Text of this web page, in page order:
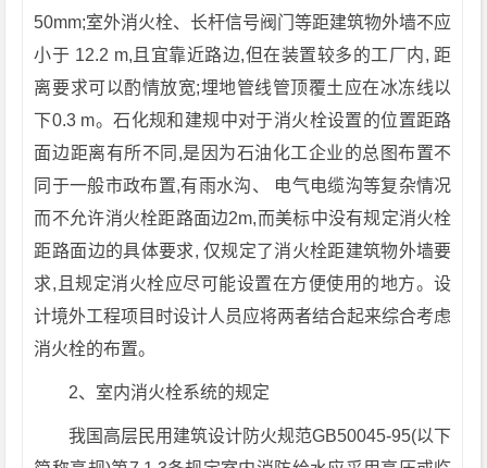
50mm;室外消火栓、长杆信号阀门等距建筑物外墙不应
小于 12.2 m,且宜靠近路边,但在装置较多的工厂内, 距
离要求可以酌情放宽;埋地管线管顶覆土应在冰冻线以
下0.3 m。石化规和建规中对于消火栓设置的位置距路
面边距离有所不同,是因为石油化工企业的总图布置不
同于一般市政布置,有雨水沟、 电气电缆沟等复杂情况
而不允许消火栓距路面边2m,而美标中没有规定消火栓
距路面边的具体要求, 仅规定了消火栓距建筑物外墙要
求,且规定消火栓应尽可能设置在方便使用的地方。设
计境外工程项目时设计人员应将两者结合起来综合考虑
消火栓的布置。
2、室内消火栓系统的规定
我国高层民用建筑设计防火规范GB50045-95(以下